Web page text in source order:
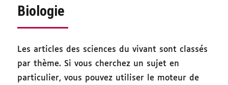
Biologie
Les articles des sciences du vivant sont classés
par thème. Si vous cherchez un sujet en
particulier, vous pouvez utiliser le moteur de